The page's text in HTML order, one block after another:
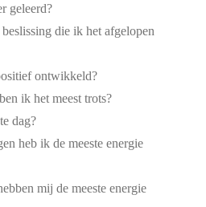
geleerd?
die ik het afgelopen
ontwikkeld?
ik het meest trots?
dag?
heb ik de meeste energie
mij de meeste energie